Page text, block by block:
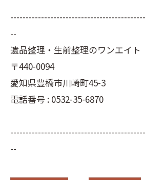
--
遺品整理・生前整理のワンエイト
〒440-0094
愛知県豊橋市川崎町45-3
電話番号 : 0532-35-6870
--